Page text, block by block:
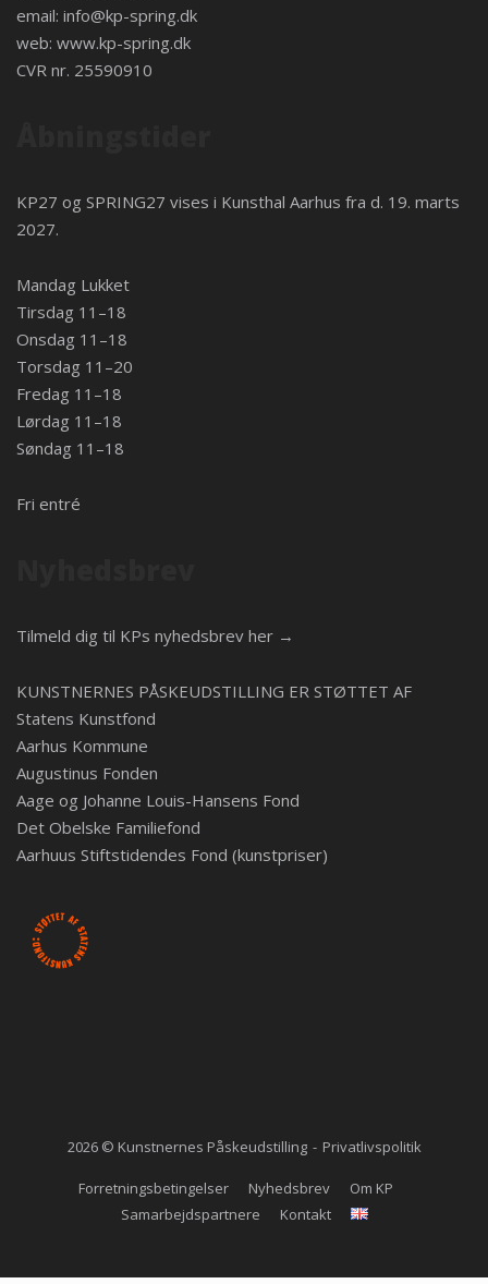
email: info@kp-spring.dk
web: www.kp-spring.dk
CVR nr. 25590910
KP27 og SPRING27 vises i Kunsthal Aarhus fra d. 19. marts
2027.
Mandag Lukket
Tirsdag 11–18
Onsdag 11–18
Torsdag 11–20
Fredag 11–18
Lørdag 11–18
Søndag 11–18
Fri entré
Tilmeld dig til KPs nyhedsbrev her →
KUNSTNERNES PÅSKEUDSTILLING ER STØTTET AF
Statens Kunstfond
Aarhus Kommune
Augustinus Fonden
Aage og Johanne Louis-Hansens Fond
Det Obelske Familiefond
Aarhuus Stiftstidendes Fond (kunstpriser)
2026 © Kunstnernes Påskeudstilling Privatlivspolitik
Forretningsbetingelser Nyhedsbrev
Om KP
Samarbejdspartnere
Kontakt